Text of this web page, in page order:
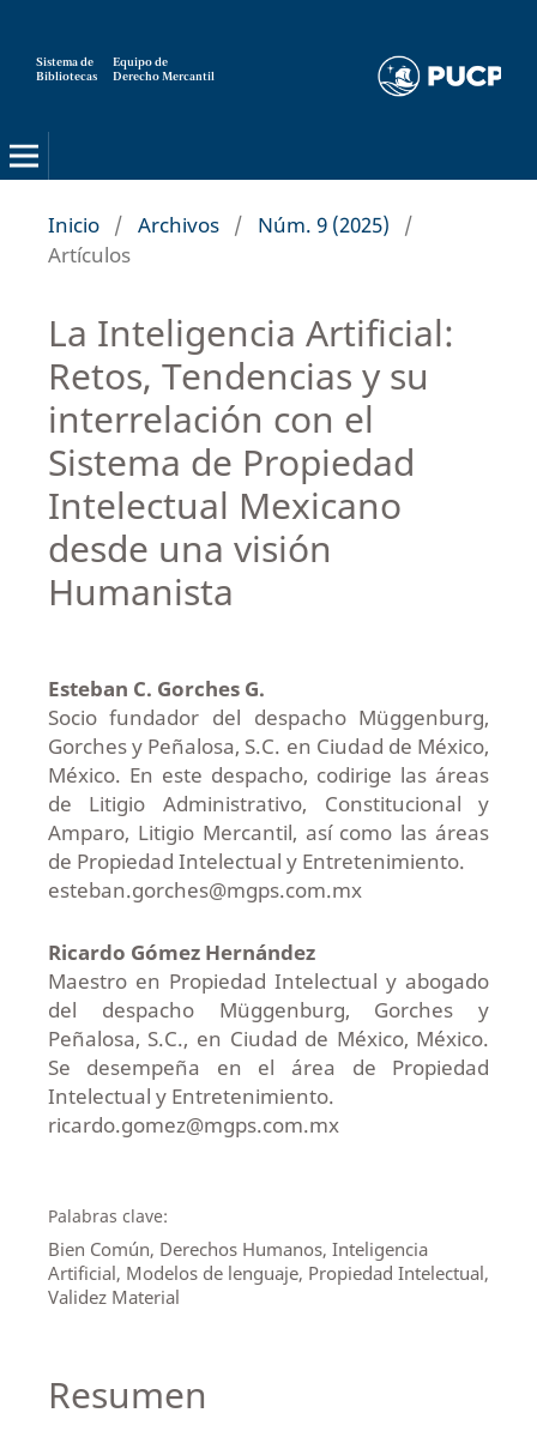
Sistema de
Bibliotecas
Equipo de
Derecho Mercantil
Inicio / Archivos / Núm. 9 (2025)
/
Artículos
La Inteligencia Artificial:
Retos, Tendencias y su
interrelación con el
Sistema de Propiedad
Intelectual Mexicano
desde una visión
Humanista
Esteban C. Gorches G.
Socio fundador del despacho Müggenburg,
Gorches y Peñalosa, S.C. en Ciudad de México,
México. En este despacho, codirige las áreas
de Litigio Administrativo, Constitucional y
Amparo, Litigio Mercantil, así como las áreas
de Propiedad Intelectual y Entretenimiento.
esteban.gorches@mgps.com.mx
Ricardo Gómez Hernández
Maestro en Propiedad Intelectual y abogado
del despacho Müggenburg, Gorches y
Peñalosa, S.C., en Ciudad de México, México.
Se desempeña en el área de Propiedad
Intelectual y Entretenimiento.
ricardo.gomez@mgps.com.mx
Palabras clave:
Bien Común, Derechos Humanos, Inteligencia
Artificial, Modelos de lenguaje, Propiedad Intelectual,
Validez Material
Resumen